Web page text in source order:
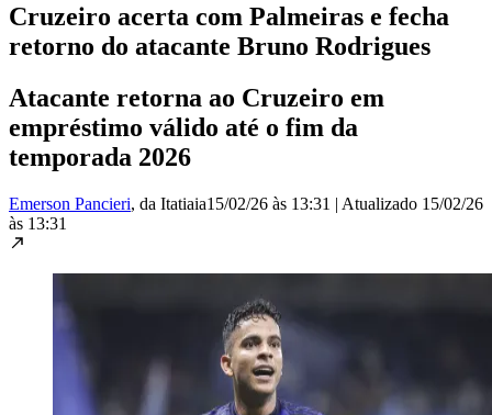
Cruzeiro acerta com Palmeiras e fecha
retorno do atacante Bruno Rodrigues
Atacante retorna ao Cruzeiro em
empréstimo válido até o fim da
temporada 2026
Emerson Pancieri, da Itatiaia15/02/26 às 13:31 | Atualizado 15/02/26
às 13:31